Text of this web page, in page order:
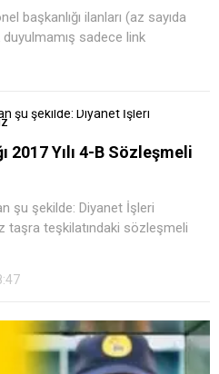
başkanlığı ilanları (az sayıda
sadece link
2017 Yılı 4-B Sözleşmeli
şu şekilde: Diyanet İşleri
taşra teşkilatındaki sözleşmeli